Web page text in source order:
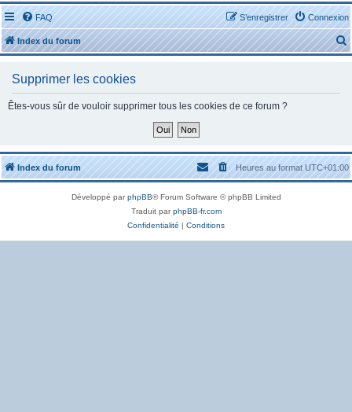
FAQ Connexion
S’enregistrer
Index du forum
e
c
h
Supprimer les cookies
Êtes-vous sûr de vouloir supprimer tous les cookies de ce forum ?
Index du forum Heures au formatUTC+01:00
Développé parphpBB® Forum Software © phpBB Limited
Traduit parphpBB-fr.com
Confidentialité | Conditions